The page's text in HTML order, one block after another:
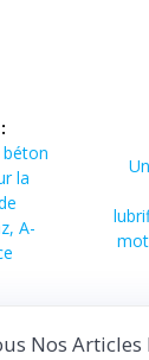
béton
la
A-
Nos Articles